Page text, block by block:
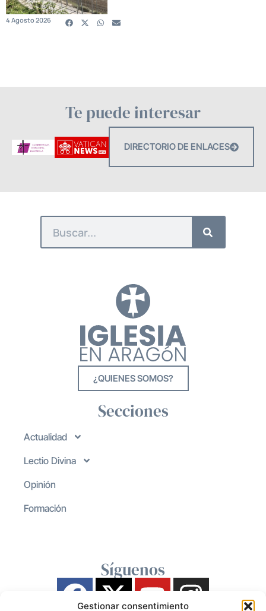
Gestionar consentimiento
4 Agosto 2026
Te puede interesar
DIRECTORIO DE ENLACES
¿QUIENES SOMOS?
Secciones
Actualidad
Lectio Divina
Opinión
Formación
Síguenos